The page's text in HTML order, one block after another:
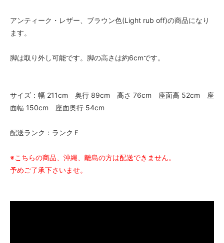
アンティーク・レザー、ブラウン色(Light rub off)の商品になり
ます。
脚は取り外し可能です。脚の高さは約6cmです。
サイズ：幅 211cm 奥行 89cm 高さ 76cm 座面高 52cm 座
面幅 150cm 座面奥行 54cm
配送ランク：ランクＦ
※こちらの商品、沖縄、離島の方は配送できません。
予めご了承下さいませ。